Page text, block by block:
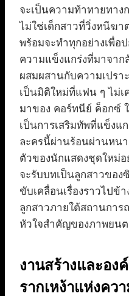
จะเป็นความท้าทายทาง
ไม่ใช่เด็กสาวที่วิ่งหนีฆ
พร้อมจะทำทุกอย่างเพื่อ
ความแข็งแกร่งที่มาจา
ผสมผสานกับความเปรา
เป็นมิติใหม่ที่แฟน ๆ ไม่เ
มาของ คอร์ทนีย์ ค็อกซ์
เป็นการเสริมทัพที่แข็งแ
ละครนี้ผ่านร้อนผ่านหน
ตัวของนักแสดงชุดใหม่อ
จะรับบทเป็นลูกสาวขอ
ขับเคลื่อนเรื่องราวไปข้
ลูกสาวภายใต้สถานกา
หัวใจสำคัญของภาพยนต
งานสร้างและอง
รากเหง้าแห่งคว